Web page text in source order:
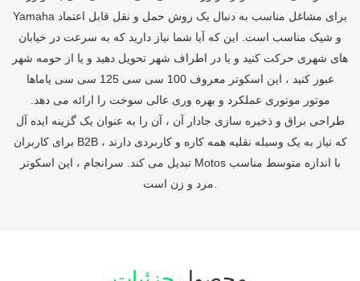
Yamaha برای مشاغل مناسب به دنبال یک روش حمل و نقل قابل اعتماد
و شیک مناسب است. این که آیا شما نیاز دارید که به سرعت در خیابان
های شهری حرکت کنید و یا در اطراف شهر تحویل دهید و یا از حومه شهر
عبور کنید ، این اسکوتر معروف 100 سی سی 125 سی سی یاماها
موتور موتوری عملکرد و بهره وری عالی سوخت را ارائه می دهد.
طراحی براق و ذخیره سازی جادار آن ، آن را به عنوان یک گزینه ایده آل
برای کاربران B2B که نیاز به یک وسیله نقلیه همه کاره و کاربردی دارند ،
تبدیل می کند. سرانجام ، این اسکوتر Motos با اندازه متوسط ​​مناسب
مرد و زن است.